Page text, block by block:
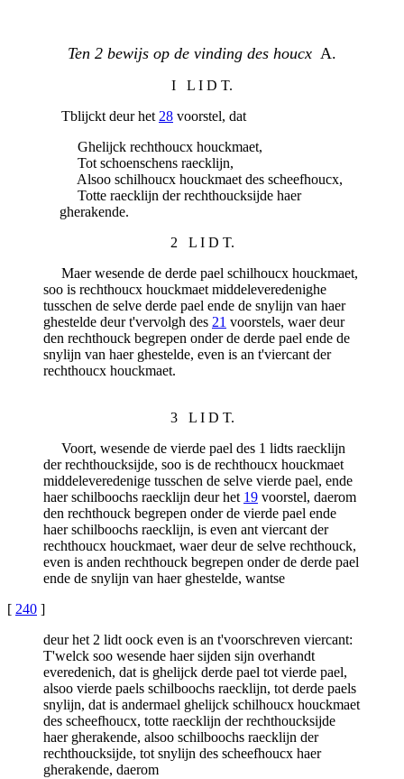
Ten 2 bewijs op de vinding des houcx A.
I L I D T.
Tblijckt deur het 28 voorstel, dat
Ghelijck rechthoucx houckmaet,
Tot schoenschens raecklijn,
Alsoo schilhoucx houckmaet des scheefhoucx,
Totte raecklijn der rechthoucksijde haer
gherakende.
2 L I D T.
Maer wesende de derde pael schilhoucx houckmaet,
soo is rechthoucx houckmaet middeleveredenighe
tusschen de selve derde pael ende de snylijn van haer
ghestelde deur t'vervolgh des 21 voorstels, waer deur
den rechthouck begrepen onder de derde pael ende de
snylijn van haer ghestelde, even is an t'viercant der
rechthoucx houckmaet.
3 L I D T.
Voort, wesende de vierde pael des 1 lidts raecklijn
der rechthoucksijde, soo is de rechthoucx houckmaet
middeleveredenige tusschen de selve vierde pael, ende
haer schilboochs raecklijn deur het 19 voorstel, daerom
den rechthouck begrepen onder de vierde pael ende
haer schilboochs raecklijn, is even ant viercant der
rechthoucx houckmaet, waer deur de selve rechthouck,
even is anden rechthouck begrepen onder de derde pael
ende de snylijn van haer ghestelde, wantse
[ 240 ]
deur het 2 lidt oock even is an t'voorschreven viercant:
T'welck soo wesende haer sijden sijn overhandt
everedenich, dat is ghelijck derde pael tot vierde pael,
alsoo vierde paels schilboochs raecklijn, tot derde paels
snylijn, dat is andermael ghelijck schilhoucx houckmaet
des scheefhoucx, totte raecklijn der rechthoucksijde
haer gherakende, alsoo schilboochs raecklijn der
rechthoucksijde, tot snylijn des scheefhoucx haer
gherakende, daerom